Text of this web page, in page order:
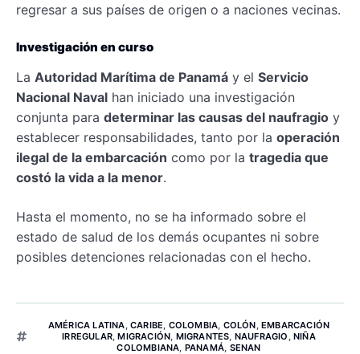
regresar a sus países de origen o a naciones vecinas.
Investigación en curso
La Autoridad Marítima de Panamá y el Servicio
Nacional Naval han iniciado una investigación
conjunta para determinar las causas del naufragio y
establecer responsabilidades, tanto por la operación
ilegal de la embarcación como por la tragedia que
costó la vida a la menor.
Hasta el momento, no se ha informado sobre el
estado de salud de los demás ocupantes ni sobre
posibles detenciones relacionadas con el hecho.
AMÉRICA LATINA, CARIBE, COLOMBIA, COLÓN,EMBARCACIÓN
IRREGULAR,MIGRACIÓN, MIGRANTES, NAUFRAGIO ,NIÑA
COLOMBIANA, PANAMÁ, SENAN